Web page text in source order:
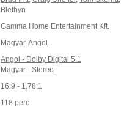
Blethyn
Gamma Home Entertainment Kft.
Magyar,Angol
Angol - Dolby Digital 5.1
Magyar - Stereo
16:9 - 1.78:1
118 perc